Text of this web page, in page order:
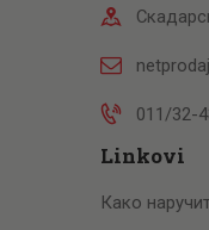
011/32-
Linkovi
Како